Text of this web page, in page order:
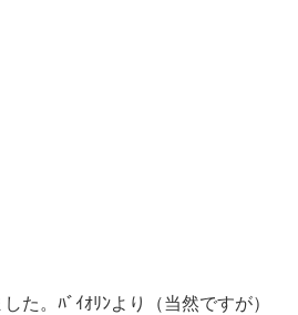
た。ﾊﾞｲｵﾘﾝより（当然ですが）